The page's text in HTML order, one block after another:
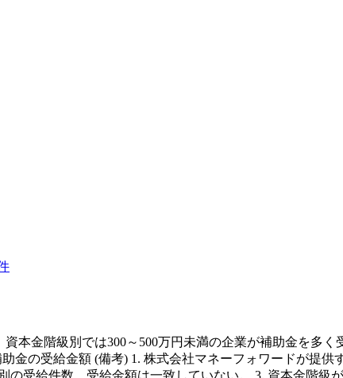
本金階級別では300～500万円未満の企業が補助金を多く
金の受給金額 (備考) 1. 株式会社マネーフォワードが提供
受給件数、受給金額は一致していない。 3. 資本金階級